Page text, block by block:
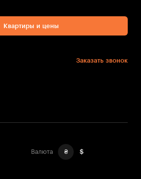
Квартиры и цены
Заказать звонок
Валюта ₴ $